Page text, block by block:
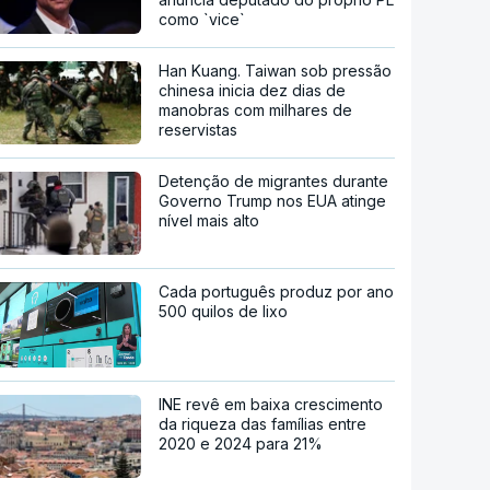
como `vice`
Han Kuang. Taiwan sob pressão
chinesa inicia dez dias de
manobras com milhares de
reservistas
Detenção de migrantes durante
Governo Trump nos EUA atinge
nível mais alto
Cada português produz por ano
500 quilos de lixo
INE revê em baixa crescimento
da riqueza das famílias entre
2020 e 2024 para 21%